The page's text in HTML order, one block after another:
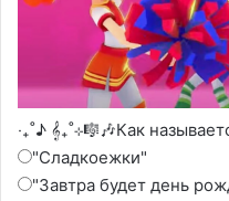
‧₊˚♪ 𝄞₊˚⊹🎼🎶Как
"Сладкоежки"
"Завтра будет день